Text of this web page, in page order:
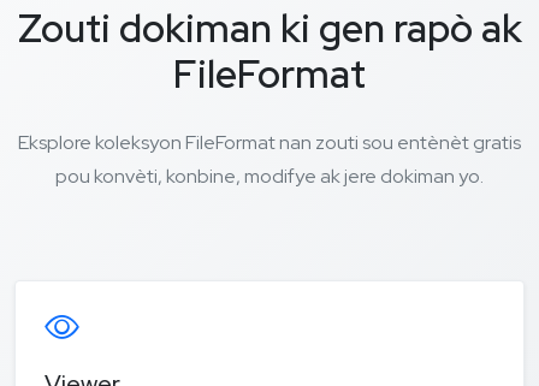
Zouti dokiman ki gen rapò ak
FileFormat
Eksplore koleksyon FileFormat nan zouti sou entènèt gratis
pou konvèti, konbine, modifye ak jere dokiman yo.